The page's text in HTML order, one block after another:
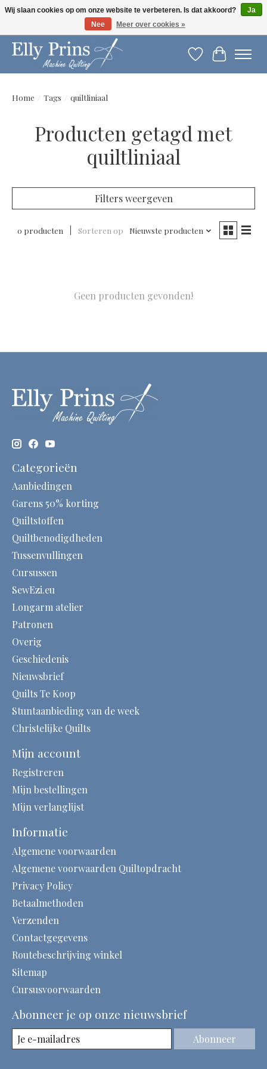
Let op: gewijzigde openingstijden!
Verlanglijst
Home / Tags / quiltliniaal
Producten getagd met
quiltliniaal
Filters weergeven
0 producten Sorteren op Nieuwste producten
Geen producten gevonden!
Categorieën
Aanbiedingen
Garens 50% korting
Quiltstoffen
Quiltbenodigdheden
Tussenvullingen
Cursussen
SewEzi.eu
Longarm atelier
Patronen
Overig
Geschiedenis
Nieuwsbrief
Quilts Te Koop
Stuntaanbieding van de week
Christelijke Quilts
Mijn account
Registreren
Mijn bestellingen
Mijn verlanglijst
Informatie
Algemene voorwaarden
Algemene voorwaarden Quiltopdracht
Privacy Policy
Betaalmethoden
Verzenden
Contactgegevens
Routebeschrijving winkel
Sitemap
Cursusvoorwaarden
Abonneer je op onze nieuwsbrief
Abonneer
Wij slaan cookies op om onze website te verbeteren. Is dat akkoord?
Ja
Nee
Meer over cookies »